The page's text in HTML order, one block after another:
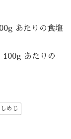
あたりの食塩
100g あたりの
めじ